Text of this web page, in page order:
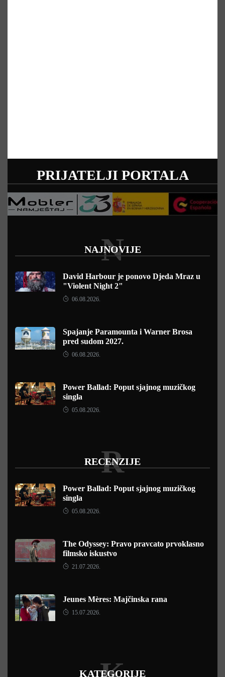
PRIJATELJI PORTALA
NAJNOVIJE
N
David Harbour je ponovo Djeda Mraz u
"Violent Night 2"
06.08.2026.
Spajanje Paramounta i Warner Brosa
pred sudom 2027.
06.08.2026.
Power Ballad: Poput sjajnog muzičkog
singla
05.08.2026.
RECENZIJE
R
Power Ballad: Poput sjajnog muzičkog
singla
05.08.2026.
The Odyssey: Pravo pravcato prvoklasno
filmsko iskustvo
21.07.2026.
Jeunes Mères: Majčinska rana
15.07.2026.
KATEGORIJE